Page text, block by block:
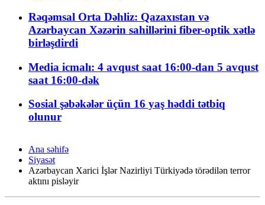
Rəqəmsal Orta Dəhliz: Qazaxıstan və
Azərbaycan Xəzərin sahillərini fiber-optik xətlə
birləşdirdi
Media icmalı: 4 avqust saat 16:00-dan 5 avqust
saat 16:00-dək
Sosial şəbəkələr üçün 16 yaş həddi tətbiq
olunur
Ana səhifə
Siyasət
Azərbaycan Xarici İşlər Nazirliyi Türkiyədə törədilən terror
aktını pisləyir